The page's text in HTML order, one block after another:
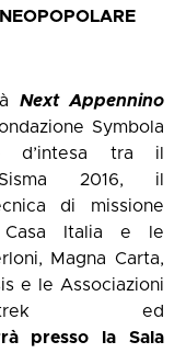
Next Appennino
Symbola
d’intesa tra il
Sisma 2016, il
di missione
Casa Italia e le
Magna Carta,
e le Associazioni
ed
presso la Sala